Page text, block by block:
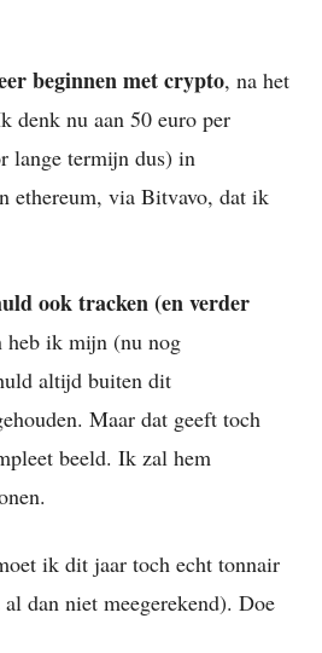
beginnen met crypto, na het
denk nu aan 50 euro per
lange termijn dus) in
ethereum, via Bitvavo, dat ik
ook tracken (en verder
heb ik mijn (nu nog
altijd buiten dit
Maar dat geeft toch
beeld. Ik zal hem
ik dit jaar toch echt tonnair
dan niet meegerekend). Doe